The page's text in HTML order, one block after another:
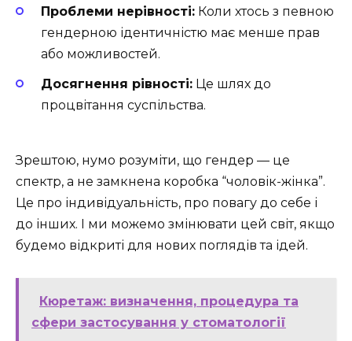
Проблеми нерівності: Коли хтось з певною
гендерною ідентичністю має менше прав
або можливостей.
Досягнення рівності: Це шлях до
процвітання суспільства.
Зрештою, нумо розуміти, що гендер — це
спектр, а не замкнена коробка “чоловік-жінка”.
Це про індивідуальність, про повагу до себе і
до інших. І ми можемо змінювати цей світ, якщо
будемо відкриті для нових поглядів та ідей.
Кюретаж: визначення, процедура та
сфери застосування у стоматології